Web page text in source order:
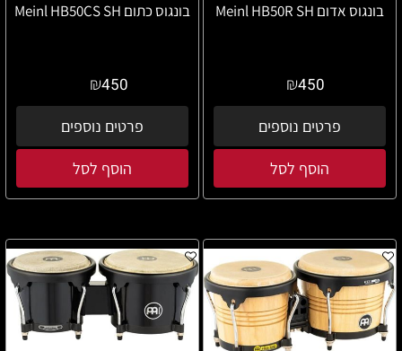
בונגוס אדום Meinl HB50R SH
₪450
פרטים נוספים
הוסף לסל
בונגוס כתום Meinl HB50CS SH
₪450
פרטים נוספים
הוסף לסל